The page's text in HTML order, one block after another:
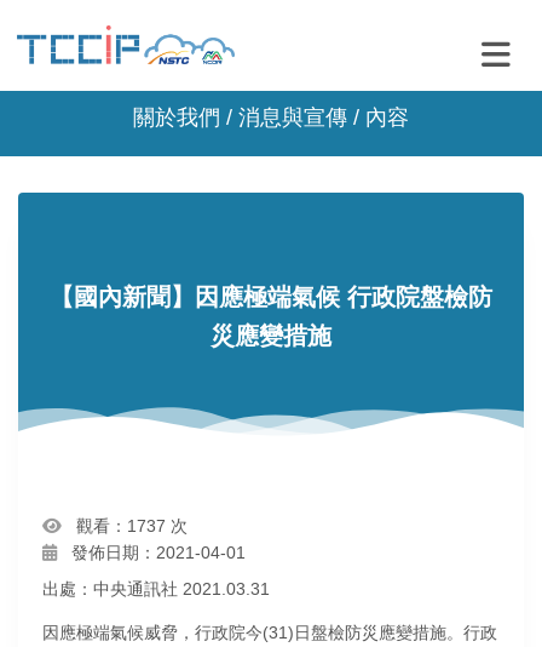
關於我們 / 消息與宣傳 / 內容
【國內新聞】因應極端氣候 行政院盤檢防
災應變措施
觀看：1737 次
發佈日期：2021-04-01
出處：中央通訊社 2021.03.31
因應極端氣候威脅，行政院今(31)日盤檢防災應變措施。行政